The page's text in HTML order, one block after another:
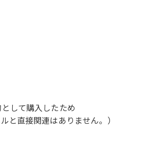
して購入したため
と直接関連はありません。）